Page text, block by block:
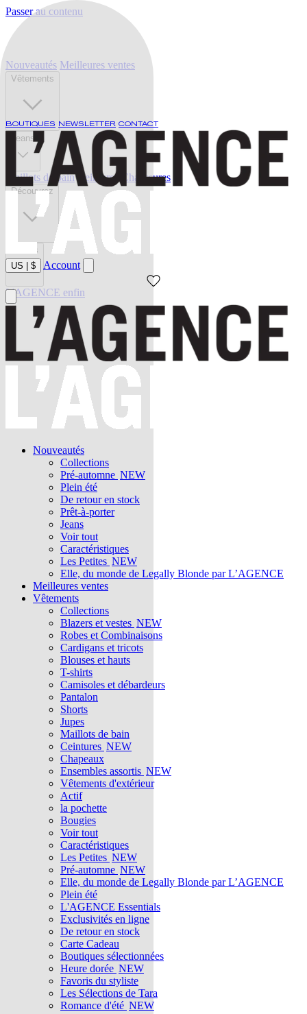
Passer au contenu
BOUTIQUES NEWSLETTER CONTACT
US $ Account
Nouveautés
Collections
Pré-automne NEW
Plein été
De retour en stock
Prêt-à-porter
Jeans
Voir tout
Caractéristiques
Les Petites NEW
Elle, du monde de Legally Blonde par L’AGENCE
Meilleures ventes
Vêtements
Collections
Blazers et vestes NEW
Robes et Combinaisons
Cardigans et tricots
Blouses et hauts
T-shirts
Camisoles et débardeurs
Pantalon
Shorts
Jupes
Maillots de bain
Ceintures NEW
Chapeaux
Ensembles assortis NEW
Vêtements d'extérieur
Actif
la pochette
Bougies
Voir tout
Caractéristiques
Les Petites NEW
Pré-automne NEW
Elle, du monde de Legally Blonde par L’AGENCE
Plein été
L'AGENCE Essentials
Exclusivités en ligne
De retour en stock
Carte Cadeau
Boutiques sélectionnées
Heure dorée NEW
Favoris du styliste
Les Sélections de Tara
Romance d'été NEW
Nouveautés Meilleures ventes
Vêtements
Jeans
Maillots de bain Ceintures Chaussures
Découvrez
Soldes
L'AGENCE enfin